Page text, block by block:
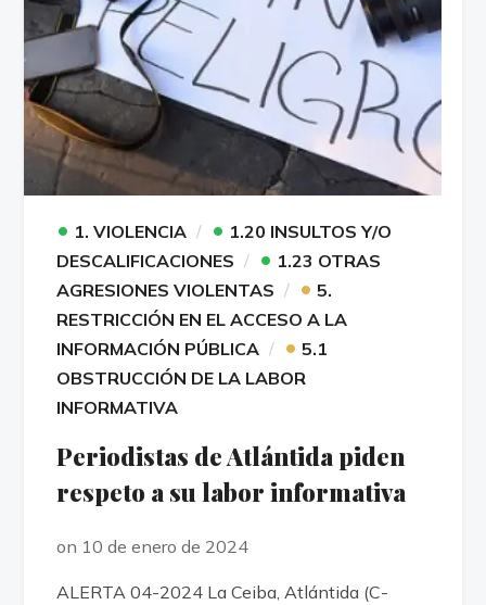
• 1. VIOLENCIA • 1.20 INSULTOS Y/O
DESCALIFICACIONES
• 1.23 OTRAS
AGRESIONES VIOLENTAS
• 5.
RESTRICCIÓN EN EL ACCESO A LA
INFORMACIÓN PÚBLICA
• 5.1
OBSTRUCCIÓN DE LA LABOR
INFORMATIVA
Periodistas de Atlántida piden
respeto a su labor informativa
on 10 de enero de 2024
ALERTA 04-2024 La Ceiba, Atlántida (C-